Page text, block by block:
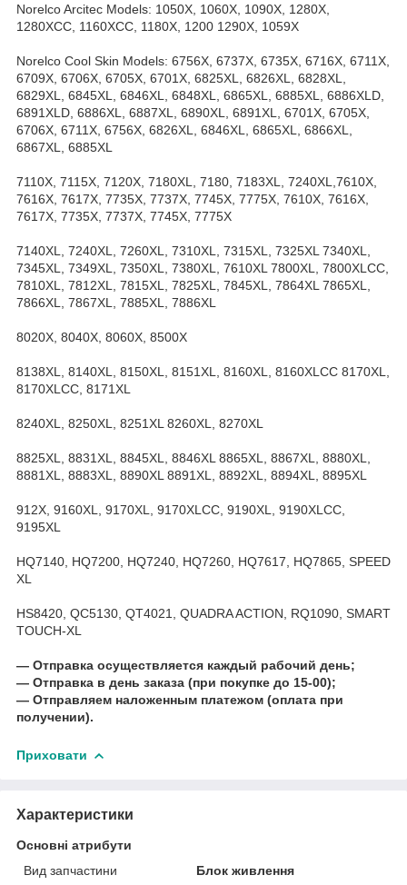
Norelco Arcitec Models: 1050X, 1060X, 1090X, 1280X,
1280XCC, 1160XCC, 1180X, 1200 1290X, 1059X
Norelco Cool Skin Models: 6756X, 6737X, 6735X, 6716X, 6711X,
6709X, 6706X, 6705X, 6701X, 6825XL, 6826XL, 6828XL,
6829XL, 6845XL, 6846XL, 6848XL, 6865XL, 6885XL, 6886XLD,
6891XLD, 6886XL, 6887XL, 6890XL, 6891XL, 6701X, 6705X,
6706X, 6711X, 6756X, 6826XL, 6846XL, 6865XL, 6866XL,
6867XL, 6885XL
7110X, 7115X, 7120X, 7180XL, 7180, 7183XL, 7240XL,7610X,
7616X, 7617X, 7735X, 7737X, 7745X, 7775X, 7610X, 7616X,
7617X, 7735X, 7737X, 7745X, 7775X
7140XL, 7240XL, 7260XL, 7310XL, 7315XL, 7325XL 7340XL,
7345XL, 7349XL, 7350XL, 7380XL, 7610XL 7800XL, 7800XLCC,
7810XL, 7812XL, 7815XL, 7825XL, 7845XL, 7864XL 7865XL,
7866XL, 7867XL, 7885XL, 7886XL
8020X, 8040X, 8060X, 8500X
8138XL, 8140XL, 8150XL, 8151XL, 8160XL, 8160XLCC 8170XL,
8170XLCC, 8171XL
8240XL, 8250XL, 8251XL 8260XL, 8270XL
8825XL, 8831XL, 8845XL, 8846XL 8865XL, 8867XL, 8880XL,
8881XL, 8883XL, 8890XL 8891XL, 8892XL, 8894XL, 8895XL
912X, 9160XL, 9170XL, 9170XLCC, 9190XL, 9190XLCC,
9195XL
HQ7140, HQ7200, HQ7240, HQ7260, HQ7617, HQ7865, SPEED
XL
HS8420, QC5130, QT4021, QUADRA ACTION, RQ1090, SMART
TOUCH-XL
― Отправка осуществляется каждый рабочий день;
― Отправка в день заказа (при покупке до 15-00);
― Отправляем наложенным платежом (оплата при
получении).
Приховати
Характеристики
Основні атрибути
Вид запчастини
Блок живлення